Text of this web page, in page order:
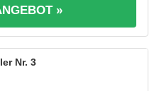
»
3